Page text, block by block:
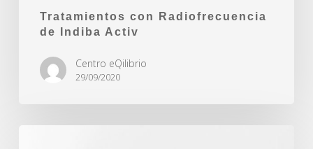
Tratamientos con Radiofrecuencia
de Indiba Activ
Centro eQilibrio
29/09/2020